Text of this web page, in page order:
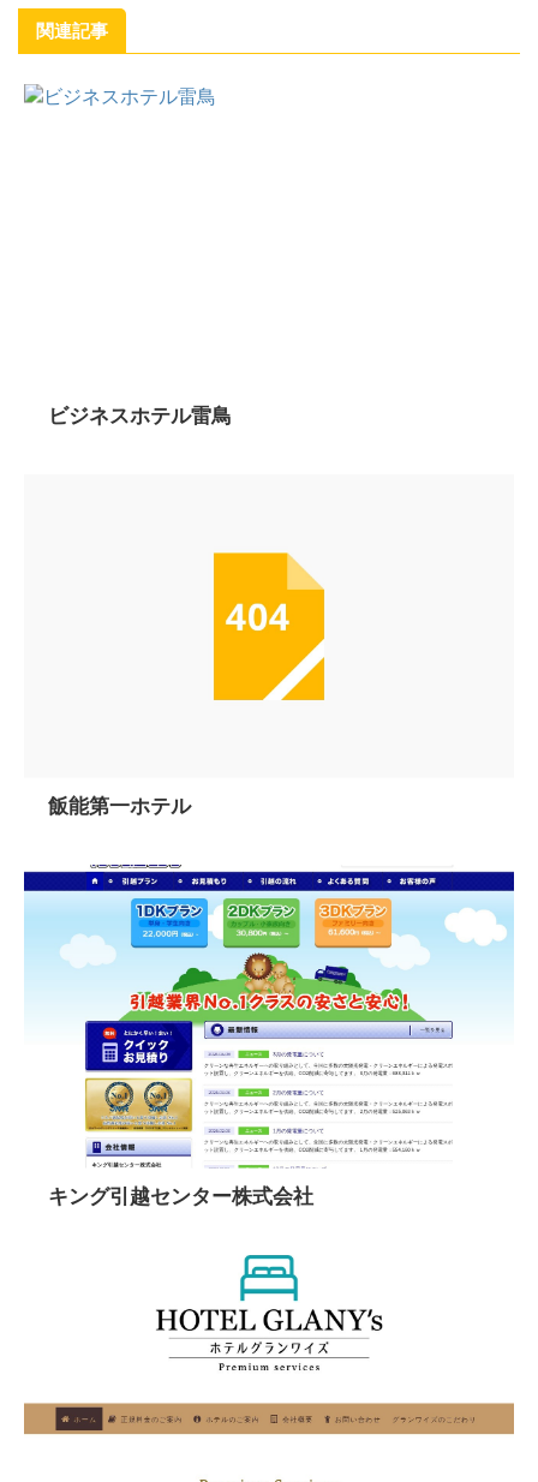
関連記事
ビジネスホテル雷鳥
飯能第一ホテル
キング引越センター株式会社